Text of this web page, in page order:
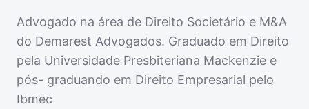
Advogado na área de Direito Societário e M&A
do Demarest Advogados. Graduado em Direito
pela Universidade Presbiteriana Mackenzie e
pós- graduando em Direito Empresarial pelo
Ibmec